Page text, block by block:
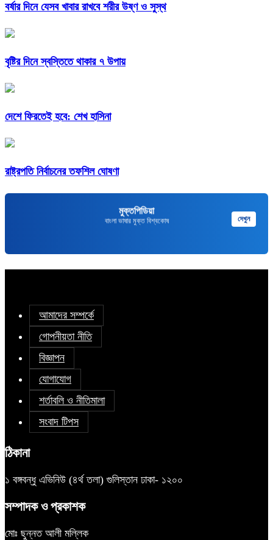
বর্ষার দিনে যেসব খাবার রাখবে শরীর উষ্ণ ও সুস্থ
বৃষ্টির দিনে স্বস্তিতে থাকার ৭ উপায়
দেশে ফিরতেই হবে: শেখ হাসিনা
রাষ্ট্রপতি নির্বাচনের তফশিল ঘোষণা
মুক্তপিডিয়া
বাংলা ভাষার মুক্ত বিশ্বকোষ দেখুন
আমাদের সম্পর্কে
গোপনীয়তা নীতি
বিজ্ঞাপন
যোগাযোগ
শর্তাবলি ও নীতিমালা
সংবাদ টিপস
ঠিকানা
১ বঙ্গবন্ধু এভিনিউ (৪র্থ তলা) গুলিস্তান ঢাকা- ১২০০
সম্পাদক ও প্রকাশক
মোঃ ছুন্নত আলী মল্লিক